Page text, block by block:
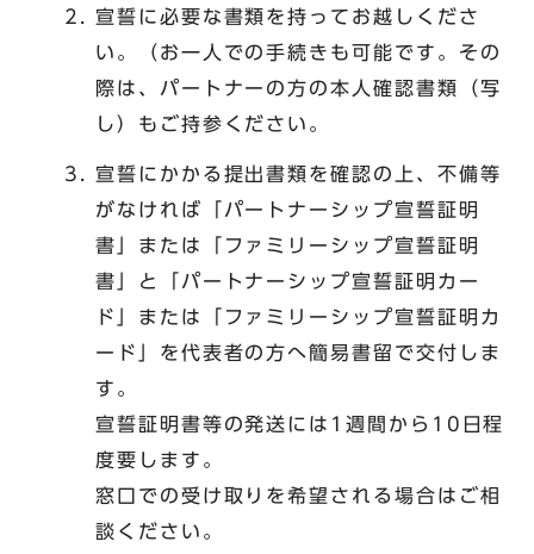
宣誓に必要な書類を持ってお越しくださ
い。（お一人での手続きも可能です。その
際は、パートナーの方の本人確認書類（写
し）もご持参ください。
宣誓にかかる提出書類を確認の上、不備等
がなければ「パートナーシップ宣誓証明
書」または「ファミリーシップ宣誓証明
書」と「パートナーシップ宣誓証明カー
ド」または「ファミリーシップ宣誓証明カ
ード」を代表者の方へ簡易書留で交付しま
す。
宣誓証明書等の発送には1週間から10日程
度要します。
窓口での受け取りを希望される場合はご相
談ください。